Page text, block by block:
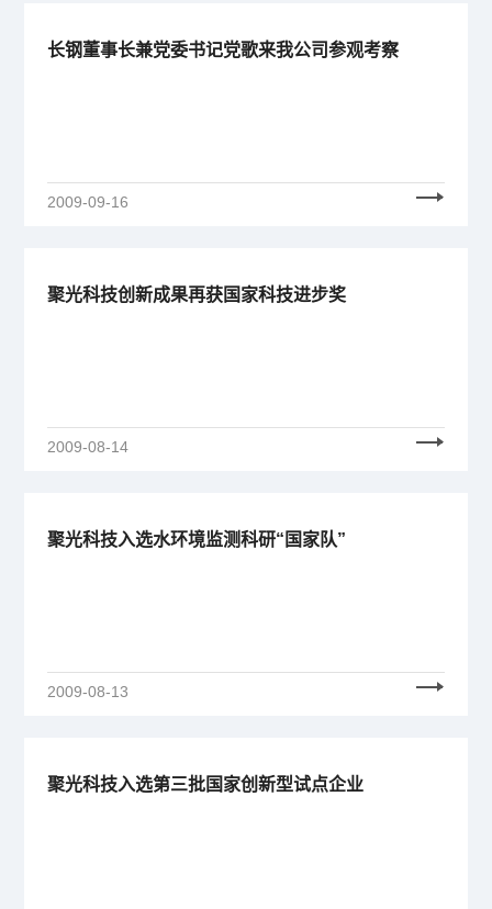
长钢董事长兼党委书记党歌来我公司参观考察
2009-09-16
聚光科技创新成果再获国家科技进步奖
2009-08-14
聚光科技入选水环境监测科研“国家队”
2009-08-13
聚光科技入选第三批国家创新型试点企业